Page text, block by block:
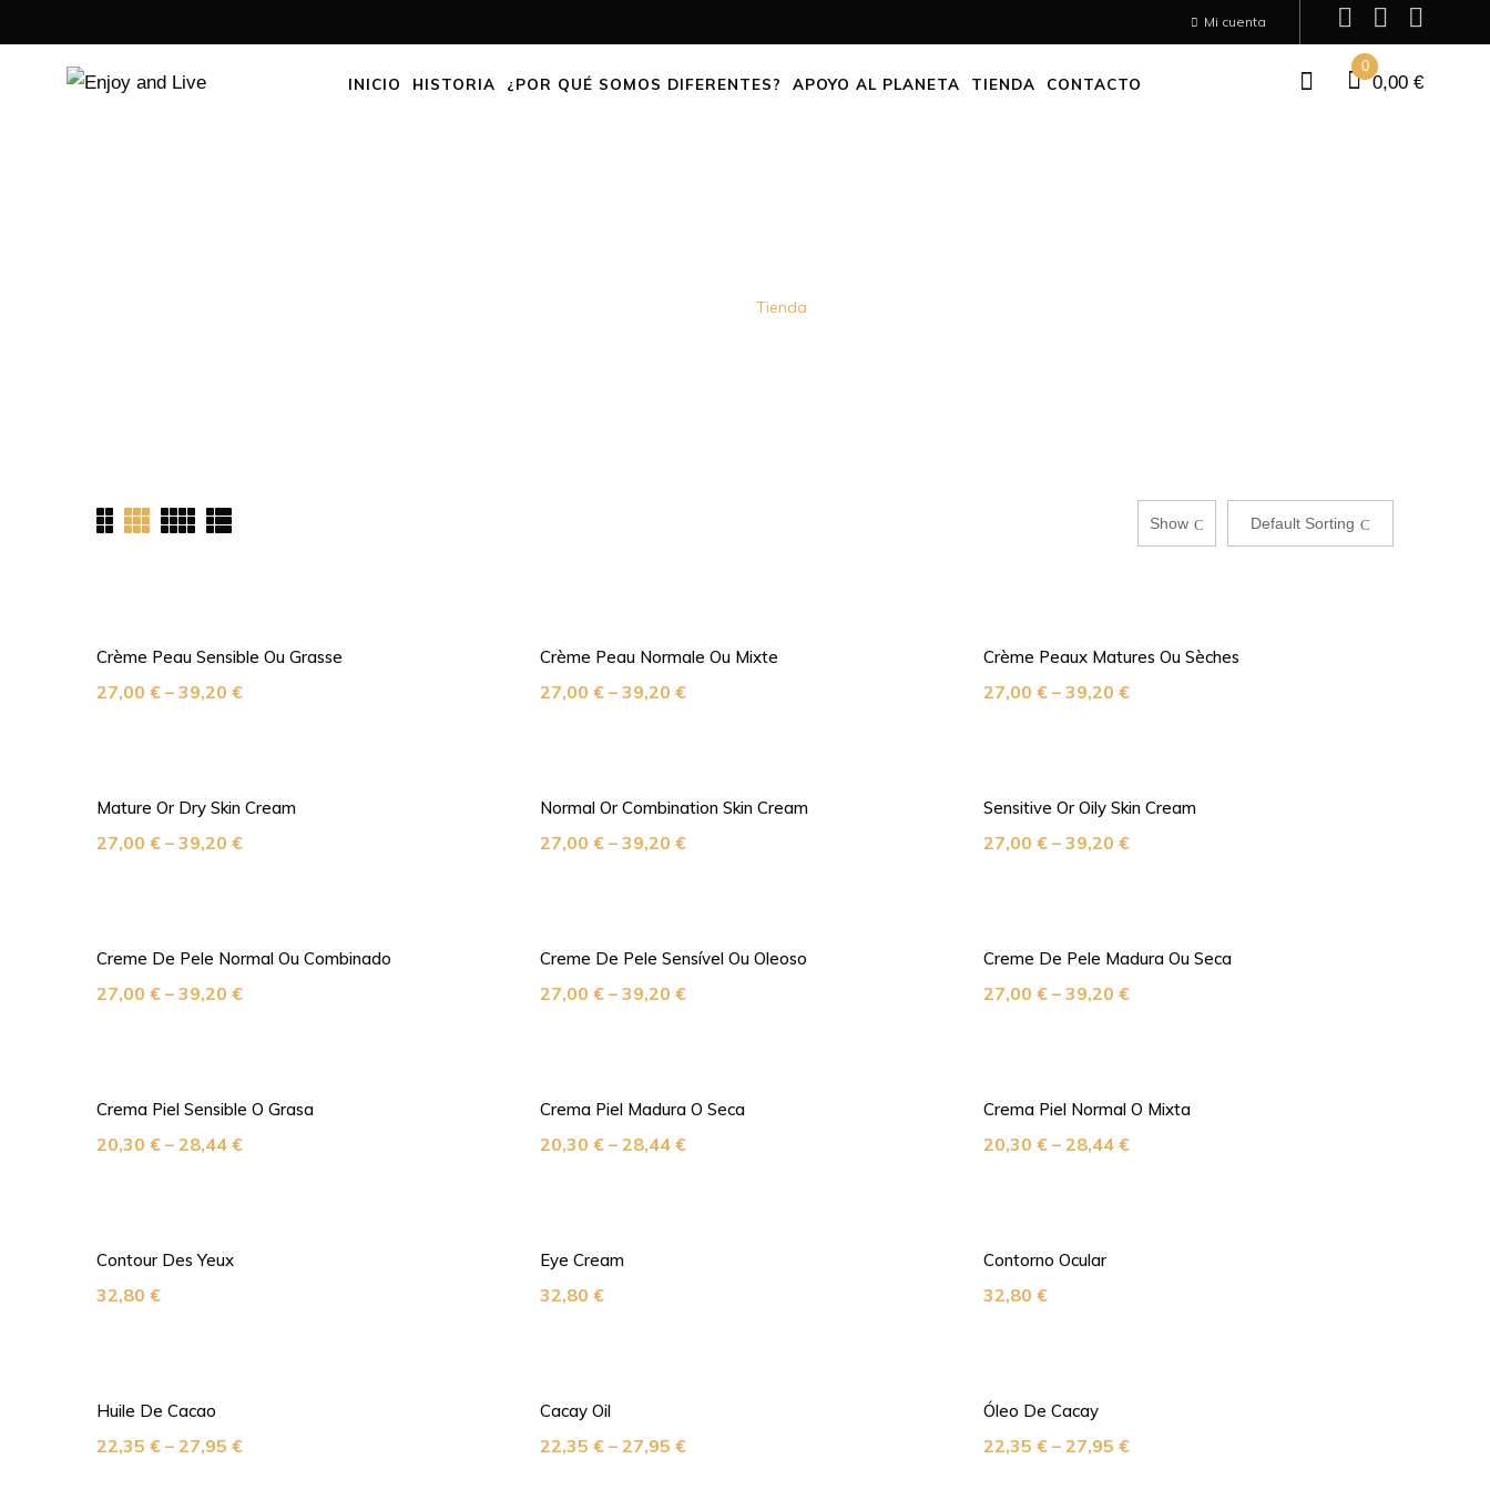
Mi cuenta
INICIO HISTORIA ¿POR QUÉ SOMOS DIFERENTES? APOYO AL PLANETA TIENDA CONTACTO
0
0,00 €
Tienda
Default Sorting
Show
Crème Peau Sensible Ou Grasse
27,00 € – 39,20 €
Crème Peau Normale Ou Mixte
27,00 €– 39,20 €
Crème Peaux Matures Ou Sèches
27,00 €– 39,20 €
Mature Or Dry Skin Cream
27,00 € – 39,20 €
Normal Or Combination Skin Cream
27,00 €– 39,20 €
Sensitive Or Oily Skin Cream
27,00 €– 39,20 €
Creme De Pele Normal Ou Combinado
27,00 € – 39,20 €
Creme De Pele Sensível Ou Oleoso
27,00 €– 39,20 €
Creme De Pele Madura Ou Seca
27,00 €– 39,20 €
Crema Piel Sensible O Grasa
20,30 € – 28,44 €
Crema Piel Madura O Seca
20,30 €– 28,44 €
Crema Piel Normal O Mixta
20,30 €– 28,44 €
Contour Des Yeux
32,80 €
Eye Cream
32,80 €
Contorno Ocular
32,80 €
Huile De Cacao
22,35 € – 27,95 €
Cacay Oil
22,35 €– 27,95 €
Óleo De Cacay
22,35 €– 27,95 €